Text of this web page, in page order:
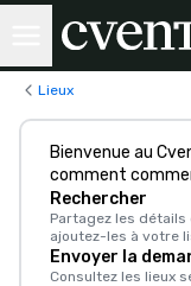
Lieux
Bienvenue au
comment
Rechercher
Partagez les détails
ajoutez-les à votre
Envoyer la
Consultez les lieux